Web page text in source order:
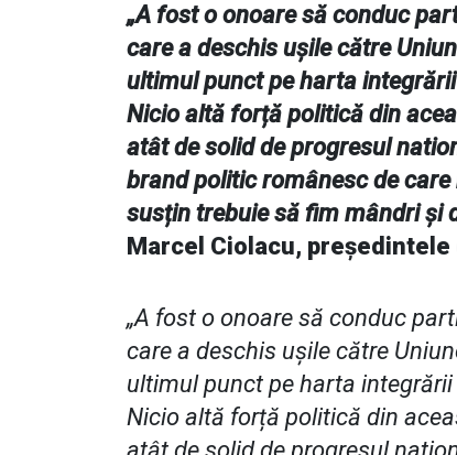
„A fost o onoare să conduc
care a deschis ușile către
ultimul punct pe harta
Nicio altă forță politică din
atât de solid de progresul
brand politic românesc de
susțin trebuie să fim mândri și
Marcel Ciolacu, președintele
„A fost o onoare să conduc
care a deschis ușile către
ultimul punct pe harta
Nicio altă forță politică din